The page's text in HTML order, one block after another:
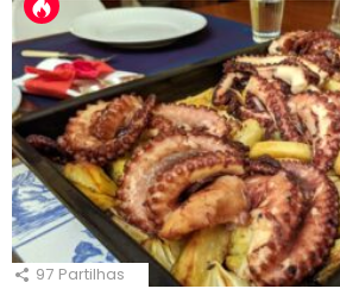
97 Partilhas